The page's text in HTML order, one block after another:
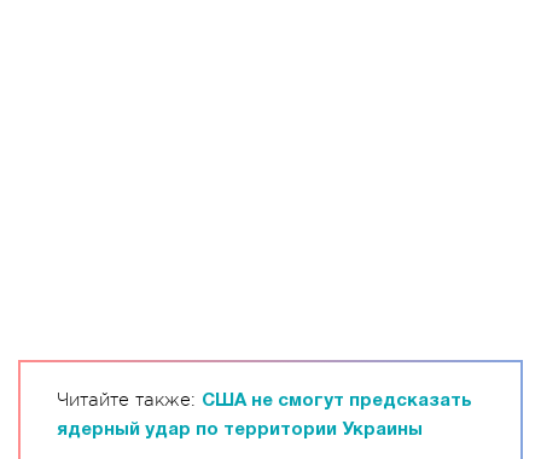
Читайте также: США не смогут предсказать
ядерный удар по территории Украины